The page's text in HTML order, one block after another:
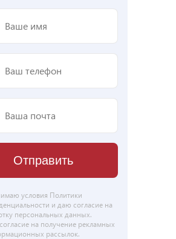
Отправить
условия Политики
и даю согласие на
персональных данных.
согласие на получение рекламных
рассылок.